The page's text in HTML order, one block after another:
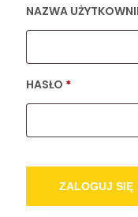
NAZWA
HASŁO *
ZALOGUJ SIĘ